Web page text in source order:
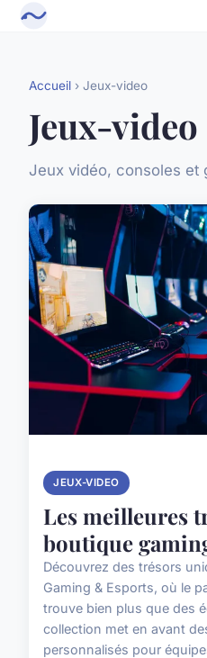
Accueil › Jeux-video
Jeux-video
Jeux vidéo, consoles et
JEUX-VIDEO
Les meilleures
boutique
Découvrez des trésors
Gaming & Esports, où le
trouve bien plus que des
collection met en avant
personnalisés pour